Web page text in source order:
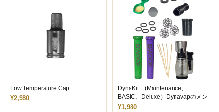
Low Temperature Cap
¥2,980
DynaKit (Maintenance、
BASIC、Deluxe）Dynavapのメン
テナンスキット
¥1,980